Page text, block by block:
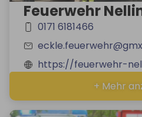
Feuerwehr
0171 6181466
https://feuerwehr-
+ Mehr